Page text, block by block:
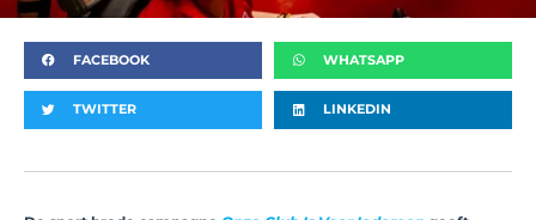
FACEBOOK WHATSAPP
TWITTER LINKEDIN